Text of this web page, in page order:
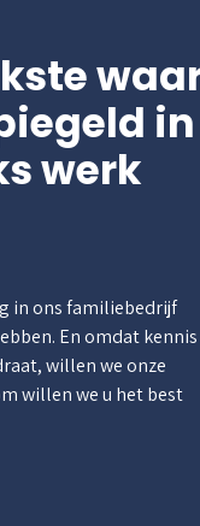
werk
in ons familiebedrijf
En omdat kennis
willen we onze
willen we u het best